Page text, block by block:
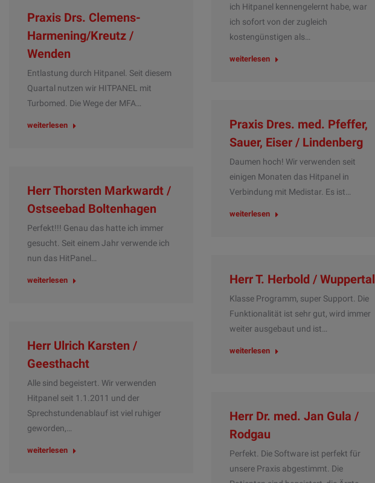
ich Hitpanel kennengelernt habe, war
ich sofort von der zugleich
kostengünstigen als…
weiterlesen
Praxis Drs. Clemens-
Harmening/Kreutz /
Wenden
Entlastung durch Hitpanel. Seit diesem
Quartal nutzen wir HITPANEL mit
Turbomed. Die Wege der MFA…
weiterlesen
Praxis Dres. med. Pfeffer,
Sauer, Eiser / Lindenberg
Daumen hoch! Wir verwenden seit
einigen Monaten das Hitpanel in
Verbindung mit Medistar. Es ist…
weiterlesen
Herr Thorsten Markwardt /
Ostseebad Boltenhagen
Perfekt!!! Genau das hatte ich immer
gesucht. Seit einem Jahr verwende ich
nun das HitPanel…
weiterlesen Herr T. Herbold / Wuppertal
Klasse Programm, super Support. Die
Funktionalität ist sehr gut, wird immer
weiter ausgebaut und ist…
weiterlesen
Herr Ulrich Karsten /
Geesthacht
Alle sind begeistert. Wir verwenden
Hitpanel seit 1.1.2011 und der
Sprechstundenablauf ist viel ruhiger
geworden,…
weiterlesen
Herr Dr. med. Jan Gula /
Rodgau
Perfekt. Die Software ist perfekt für
unsere Praxis abgestimmt. Die